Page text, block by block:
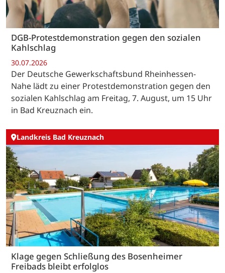
DGB-Protestdemonstration gegen den sozialen
Kahlschlag
30.07.2026
Der Deutsche Gewerkschaftsbund Rheinhessen-
Nahe lädt zu einer Protestdemonstration gegen den
sozialen Kahlschlag am Freitag, 7. August, um 15 Uhr
in Bad Kreuznach ein.
Landkreis Bad Kreuznach
Klage gegen Schließung des Bosenheimer
Freibads bleibt erfolglos